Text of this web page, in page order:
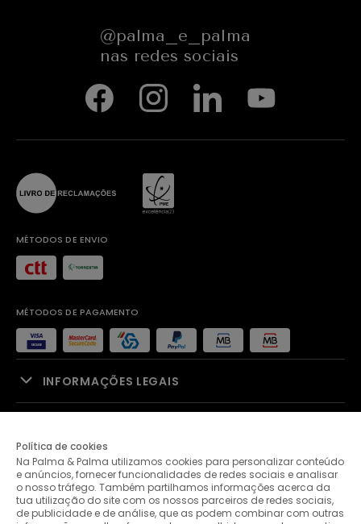
@palma_e_palma
nas redes sociais
MÉTODOS DE ENVIO
MÉTODOS DE PAGAMENTO
INFORMAÇÕES LEGAIS
PALMA & PALMA
APOIO AO CLIENTE
Política de cookies
Na Palma & Palma utilizamos cookies para personalizar conteúdo
e anúncios, fornecer funcionalidades de redes sociais e analisar
o nosso tráfego. Também partilhamos informações acerca da
tua utilização do site com os nossos parceiros de redes sociais,
de publicidade e de análise, que as podem combinar com outras